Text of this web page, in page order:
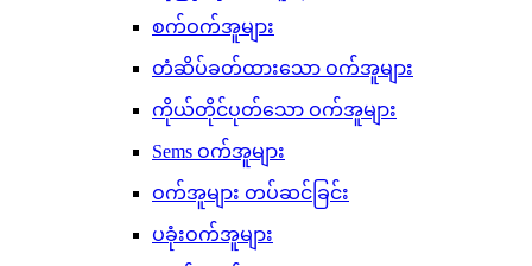
စက်ဝက်အူများ
တံဆိပ်ခတ်ထားသော ဝက်အူများ
ကိုယ်တိုင်ပုတ်သော ဝက်အူများ
Sems ဝက်အူများ
ဝက်အူများ တပ်ဆင်ခြင်း
ပခုံးဝက်အူများ